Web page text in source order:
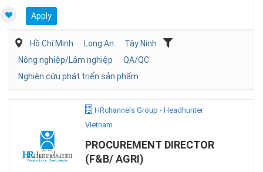
Apply
Hồ Chí Minh Long An
Tây Ninh
Nông nghiệp/Lâm nghiệp
QA/QC
Nghiên cứu phát triển sản phẩm
HRchannels Group - Headhunter
Vietnam
PROCUREMENT DIRECTOR
(F&B/ AGRI)